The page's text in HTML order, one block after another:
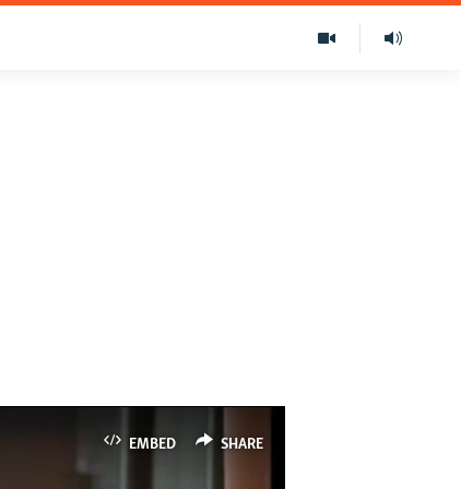
EMBED SHARE